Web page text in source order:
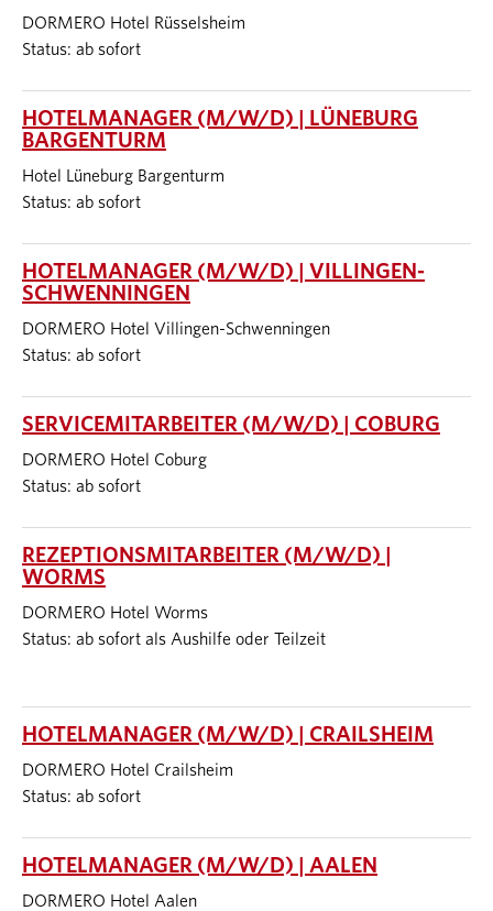
DORMERO Hotel Rüsselsheim
Status: ab sofort
HOTELMANAGER (M/W/D) | LÜNEBURG
BARGENTURM
Hotel Lüneburg Bargenturm
Status: ab sofort
HOTELMANAGER (M/W/D) | VILLINGEN-
SCHWENNINGEN
DORMERO Hotel Villingen-Schwenningen
Status: ab sofort
SERVICEMITARBEITER (M/W/D) | COBURG
DORMERO Hotel Coburg
Status: ab sofort
REZEPTIONSMITARBEITER (M/W/D) |
WORMS
DORMERO Hotel Worms
Status: ab sofort als Aushilfe oder Teilzeit
HOTELMANAGER (M/W/D) | CRAILSHEIM
DORMERO Hotel Crailsheim
Status: ab sofort
HOTELMANAGER (M/W/D) | AALEN
DORMERO Hotel Aalen